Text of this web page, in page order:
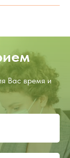
Вас время и